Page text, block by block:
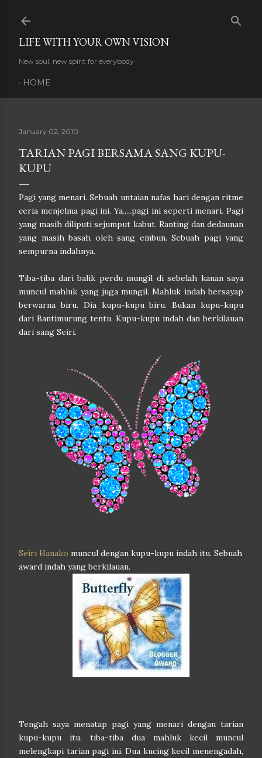
LIFE WITH YOUR OWN VISION
New soul, new spirit for everybody
HOME
January 02, 2010
TARIAN PAGI BERSAMA SANG KUPU-
KUPU
Pagi yang menari. Sebuah untaian nafas hari dengan ritme
ceria menjelma pagi ini. Ya.....pagi ini seperti menari. Pagi
yang masih diliputi sejumput kabut. Ranting dan dedaunan
yang masih basah oleh sang embun. Sebuah pagi yang
sempurna indahnya.
Tiba-tiba dari balik perdu mungil di sebelah kanan saya
muncul mahluk yang juga mungil. Mahluk indah bersayap
berwarna biru. Dia kupu-kupu biru. Bukan kupu-kupu
dari Bantimurung tentu. Kupu-kupu indah dan berkilauan
dari sang Seiri.
Seiri Hanako muncul dengan kupu-kupu indah itu. Sebuah
award indah yang berkilauan.
Tengah saya menatap pagi yang menari dengan tarian
kupu-kupu itu, tiba-tiba dua mahluk kecil muncul
melengkapi tarian pagi ini. Dua kucing kecil menengadah,